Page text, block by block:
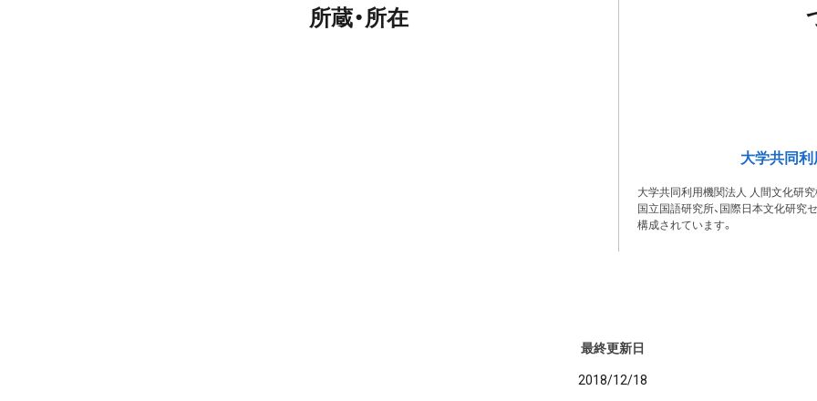
所蔵・所在
大学共同
大学共同利用機関法人 人間文化研究
国立国語研究所、国際日本文化研究
構成されています。
最終更新日
2018/12/18